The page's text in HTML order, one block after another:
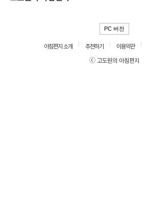
PC 버전
아침편지 소개 추천하기 이용약관
ⓒ 고도원의 아침편지